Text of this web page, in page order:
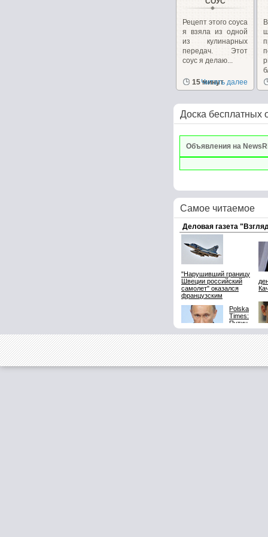
Рецепт этого соуса
я взяла из одной
из кулинарных
передач. Этот
соус я делаю...
15 минут
Читать далее
Доска бесплатных
Объявления на
Самое читаемое